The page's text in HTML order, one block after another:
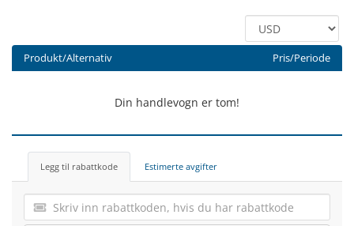
Produkt/Alternativ Pris/Periode
Din handlevogn er tom!
Legg til rabattkode Estimerte avgifter